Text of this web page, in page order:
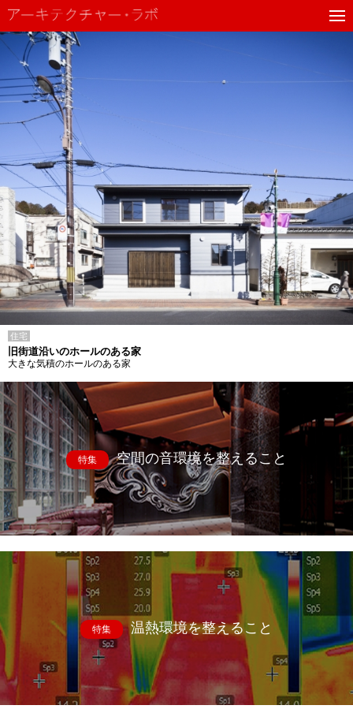
住宅
旧街道沿いのホールのある家
大きな気積のホールのある家
特集 空間の音環境を整えること
特集 温熱環境を整えること